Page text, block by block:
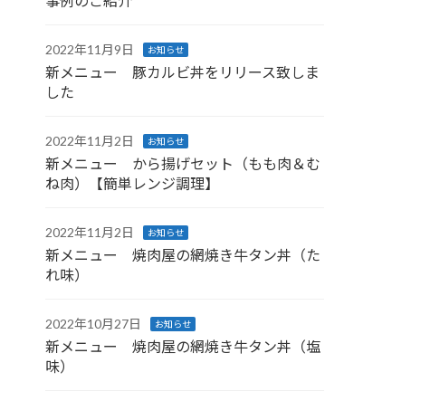
2022年11月9日 お知らせ
新メニュー 豚カルビ丼をリリース致しま
した
2022年11月2日 お知らせ
新メニュー から揚げセット（もも肉＆む
ね肉）【簡単レンジ調理】
2022年11月2日 お知らせ
新メニュー 焼肉屋の網焼き牛タン丼（た
れ味）
2022年10月27日 お知らせ
新メニュー 焼肉屋の網焼き牛タン丼（塩
味）